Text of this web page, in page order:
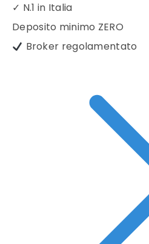
✓ N.1 in Italia
Deposito minimo ZERO
Broker regolamentato